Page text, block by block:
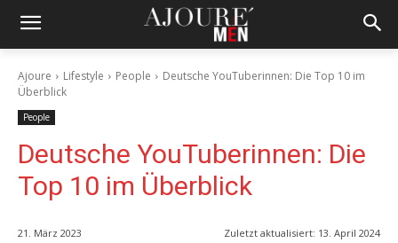
Ajoure Lifestyle People
Deutsche YouTuberinnen: Die Top 10 im
Überblick
People
Deutsche YouTuberinnen: Die
Top 10 im Überblick
21. März 2023 Zuletzt aktualisiert: 13. April 2024